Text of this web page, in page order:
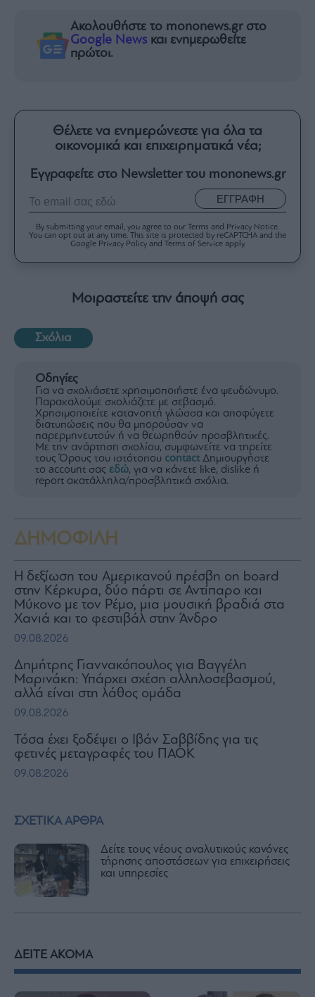
ΣΧΕΤΙΚΑ ΑΡΘΡΑ
Δείτε τους νέους αναλυτικούς κανόνες
τήρησης αποστάσεων για επιχειρήσεις
και υπηρεσίες
Ακολουθήστε το mononews.gr στο
Google News και ενημερωθείτε
πρώτοι.
Θέλετε να ενημερώνεστε για όλα τα
οικονομικά και επιχειρηματικά νέα;
Εγγραφείτε στο Newsletter του mononews.gr
ΕΓΓΡΑΦΗ
By submitting your email, you agree to our Terms and Privacy Notice.
You can opt out at any time. This site is protected by reCAPTCHA and the
Google Privacy Policy and Terms of Service apply.
Μοιραστείτε την άποψή σας
Σχόλια
Οδηγίες
Για να σχολιάσετε χρησιμοποιήστε ένα ψευδώνυμο.
Παρακαλούμε σχολιάζετε με σεβασμό.
Χρησιμοποιείτε κατανοητή γλώσσα και αποφύγετε
διατυπώσεις που θα μπορούσαν να
παρερμηνευτούν ή να θεωρηθούν προσβλητικές.
Με την ανάρτηση σχολίου, συμφωνείτε να τηρείτε
τους Όρους του ιστότοπου contactΔημιουργήστε
το account σας εδώ, για να κάνετε like, dislike ή
report ακατάλληλα/προσβλητικά σχόλια.
ΔΗΜΟΦΙΛΗ
H δεξίωση του Αμερικανού πρέσβη on board
στην Κέρκυρα, δύο πάρτι σε Αντίπαρο και
Μύκονο με τον Ρέμο, μια μουσική βραδιά στα
Χανιά και το φεστιβάλ στην Άνδρο
09.08.2026
Δημήτρης Γιαννακόπουλος για Βαγγέλη
Μαρινάκη: Υπάρχει σχέση αλληλοσεβασμού,
αλλά είναι στη λάθος ομάδα
09.08.2026
Τόσα έχει ξοδέψει ο Ιβάν Σαββίδης για τις
φετινές μεταγραφές του ΠΑΟΚ
09.08.2026
ΔΕΙΤΕ ΑΚΟΜΑ